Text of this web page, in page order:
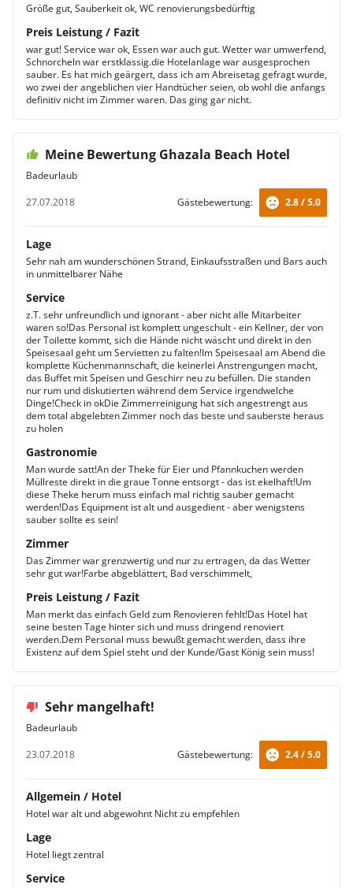
Größe gut, Sauberkeit ok, WC renovierungsbedürftig
Preis Leistung / Fazit
war gut! Service war ok, Essen war auch gut. Wetter war umwerfend,
Schnorcheln war erstklassig.die Hotelanlage war ausgesprochen
sauber. Es hat mich geärgert, dass ich am Abreisetag gefragt wurde,
wo zwei der angeblichen vier Handtücher seien, ob wohl die anfangs
definitiv nicht im Zimmer waren. Das ging gar nicht.
Meine Bewertung Ghazala Beach Hotel
Badeurlaub
27.07.2018
Gästebewertung: 2.8 / 5.0
Lage
Sehr nah am wunderschönen Strand, Einkaufsstraßen und Bars auch
in unmittelbarer Nähe
Service
z.T. sehr unfreundlich und ignorant - aber nicht alle Mitarbeiter
waren so!Das Personal ist komplett ungeschult - ein Kellner, der von
der Toilette kommt, sich die Hände nicht wäscht und direkt in den
Speisesaal geht um Servietten zu falten!Im Speisesaal am Abend die
komplette Küchenmannschaft, die keinerlei Anstrengungen macht,
das Buffet mit Speisen und Geschirr neu zu befüllen. Die standen
nur rum und diskutierten während dem Service irgendwelche
Dinge!Check in okDie Zimmerreinigung hat sich angestrengt aus
dem total abgelebten Zimmer noch das beste und sauberste heraus
zu holen
Gastronomie
Man wurde satt!An der Theke für Eier und Pfannkuchen werden
Müllreste direkt in die graue Tonne entsorgt - das ist ekelhaft!Um
diese Theke herum muss einfach mal richtig sauber gemacht
werden!Das Equipment ist alt und ausgedient - aber wenigstens
sauber sollte es sein!
Zimmer
Das Zimmer war grenzwertig und nur zu ertragen, da das Wetter
sehr gut war!Farbe abgeblättert, Bad verschimmelt,
Preis Leistung / Fazit
Man merkt das einfach Geld zum Renovieren fehlt!Das Hotel hat
seine besten Tage hinter sich und muss dringend renoviert
werden.Dem Personal muss bewußt gemacht werden, dass ihre
Existenz auf dem Spiel steht und der Kunde/Gast König sein muss!
Sehr mangelhaft!
Badeurlaub
23.07.2018
Gästebewertung: 2.4 / 5.0
Allgemein / Hotel
Hotel war alt und abgewohnt Nicht zu empfehlen
Lage
Hotel liegt zentral
Service